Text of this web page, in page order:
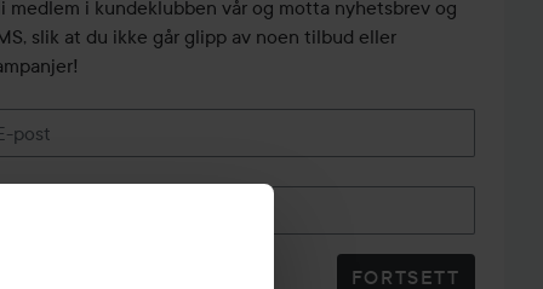
medlem i kundeklubben vår og motta nyhetsbrev og
slik at du ikke går glipp av noen tilbud eller
post
FORTSETT